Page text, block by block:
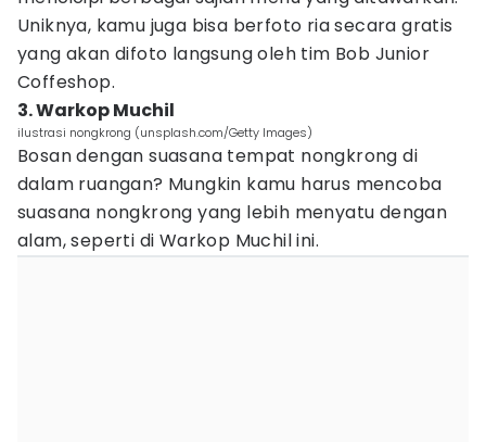
Uniknya, kamu juga bisa berfoto ria secara gratis
yang akan difoto langsung oleh tim Bob Junior
Coffeshop.
3. Warkop Muchil
ilustrasi nongkrong (unsplash.com/Getty Images)
Bosan dengan suasana tempat nongkrong di
dalam ruangan? Mungkin kamu harus mencoba
suasana nongkrong yang lebih menyatu dengan
alam, seperti di Warkop Muchil ini.